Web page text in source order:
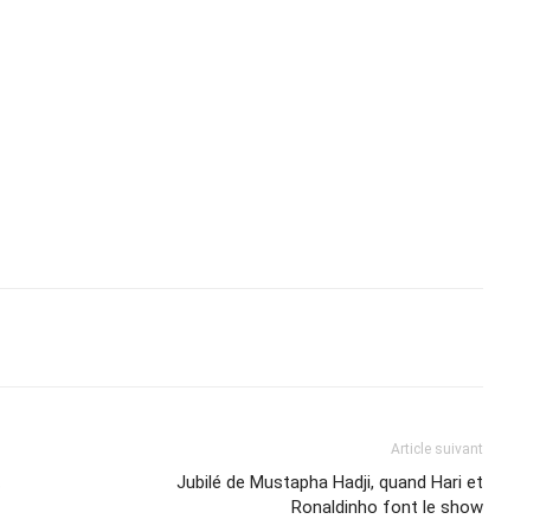
Article suivant
Jubilé de Mustapha Hadji, quand Hari et
Ronaldinho font le show